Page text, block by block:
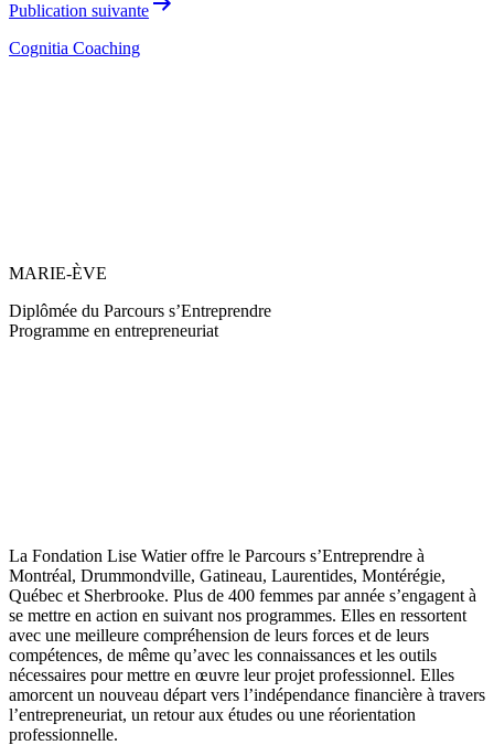
Publication suivante
Cognitia Coaching
MARIE-ÈVE
Diplômée du Parcours s’Entreprendre
Programme en entrepreneuriat
La Fondation Lise Watier offre le Parcours s’Entreprendre à
Montréal, Drummondville, Gatineau, Laurentides, Montérégie,
Québec et Sherbrooke. Plus de 400 femmes par année s’engagent à
se mettre en action en suivant nos programmes. Elles en ressortent
avec une meilleure compréhension de leurs forces et de leurs
compétences, de même qu’avec les connaissances et les outils
nécessaires pour mettre en œuvre leur projet professionnel. Elles
amorcent un nouveau départ vers l’indépendance financière à travers
l’entrepreneuriat, un retour aux études ou une réorientation
professionnelle.